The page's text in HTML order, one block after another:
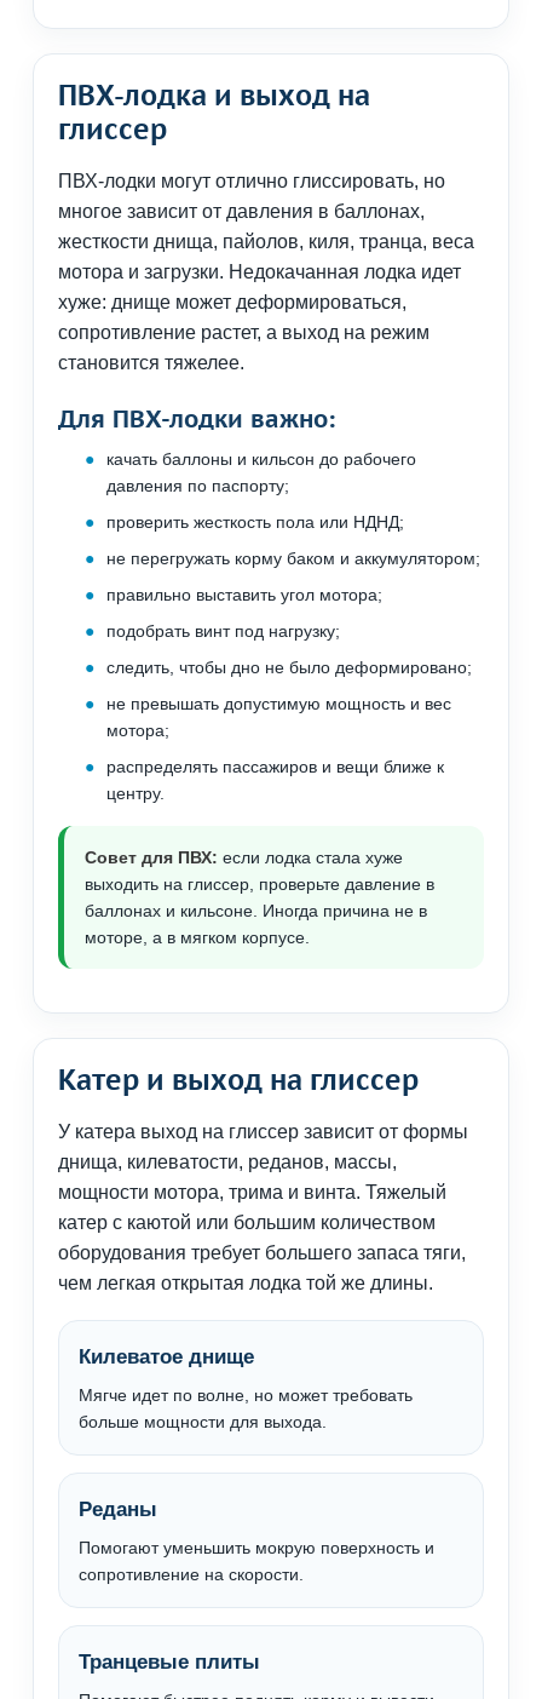
ПВХ-лодка и выход на
глиссер
ПВХ-лодки могут отлично глиссировать, но
многое зависит от давления в баллонах,
жесткости днища, пайолов, киля, транца, веса
мотора и загрузки. Недокачанная лодка идет
хуже: днище может деформироваться,
сопротивление растет, а выход на режим
становится тяжелее.
Для ПВХ-лодки важно:
качать баллоны и кильсон до рабочего
давления по паспорту;
проверить жесткость пола или НДНД;
не перегружать корму баком и аккумулятором;
правильно выставить угол мотора;
подобрать винт под нагрузку;
следить, чтобы дно не было деформировано;
не превышать допустимую мощность и вес
мотора;
распределять пассажиров и вещи ближе к
центру.
Совет для ПВХ: если лодка стала хуже
выходить на глиссер, проверьте давление в
баллонах и кильсоне. Иногда причина не в
моторе, а в мягком корпусе.
Катер и выход на глиссер
У катера выход на глиссер зависит от формы
днища, килеватости, реданов, массы,
мощности мотора, трима и винта. Тяжелый
катер с каютой или большим количеством
оборудования требует большего запаса тяги,
чем легкая открытая лодка той же длины.
Килеватое днище
Мягче идет по волне, но может требовать
больше мощности для выхода.
Реданы
Помогают уменьшить мокрую поверхность и
сопротивление на скорости.
Транцевые плиты